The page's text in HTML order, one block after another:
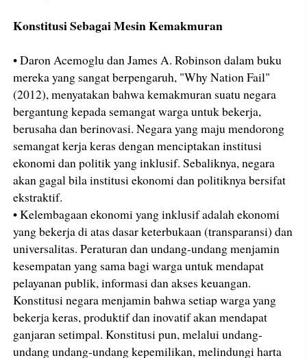
Konstitusi Sebagai Mesin Kemakmuran
• Daron Acemoglu dan James A. Robinson dalam buku
mereka yang sangat berpengaruh, "Why Nation Fail"
(2012), menyatakan bahwa kemakmuran suatu negara
bergantung kepada semangat warga untuk bekerja,
berusaha dan berinovasi. Negara yang maju mendorong
semangat kerja keras dengan menciptakan institusi
ekonomi dan politik yang inklusif. Sebaliknya, negara
akan gagal bila institusi ekonomi dan politiknya bersifat
ekstraktif.
• Kelembagaan ekonomi yang inklusif adalah ekonomi
yang bekerja di atas dasar keterbukaan (transparansi) dan
universalitas. Peraturan dan undang-undang menjamin
kesempatan yang sama bagi warga untuk mendapat
pelayanan publik, informasi dan akses keuangan.
Konstitusi negara menjamin bahwa setiap warga yang
bekerja keras, produktif dan inovatif akan mendapat
ganjaran setimpal. Konstitusi pun, melalui undang-
undang undang-undang kepemilikan, melindungi harta